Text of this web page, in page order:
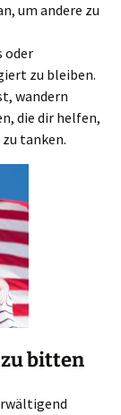
um andere zu
oder
zu bleiben.
wandern
die dir helfen,
tanken.
bitten